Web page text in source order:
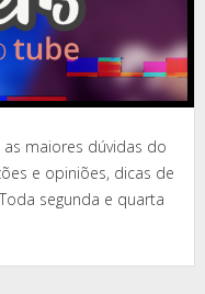
maiores dúvidas do
e opiniões, dicas de
segunda e quarta